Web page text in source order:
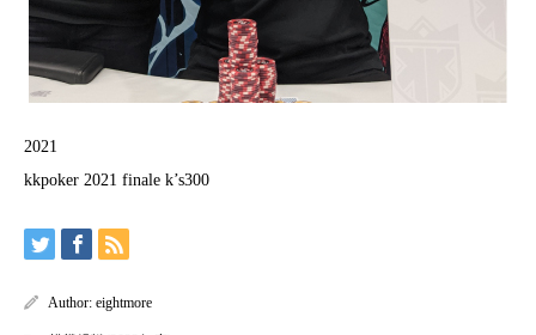
2021
kkpoker 2021 finale k’s300
Author: eightmore